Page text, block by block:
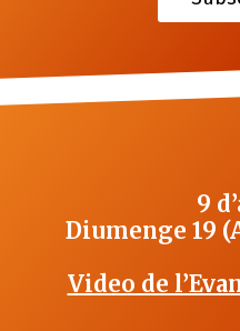
9
Diumenge 19
Video de